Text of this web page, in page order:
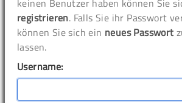
keinen Benutzer haben können Sie
registrieren. Falls Sie ihr Passwort
können Sie sich ein neues Passwort
lassen.
Username: